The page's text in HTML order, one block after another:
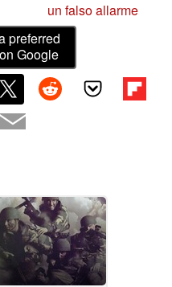
un falso allarme
preferred
Google